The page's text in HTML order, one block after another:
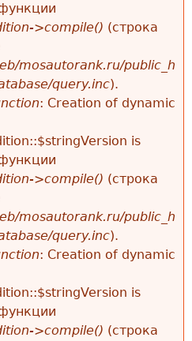
>compile() (строка
mosautorank.ru/public_h
query.inc).
: Creation of dynamic
is
>compile() (строка
mosautorank.ru/public_h
query.inc).
: Creation of dynamic
is
>compile() (строка